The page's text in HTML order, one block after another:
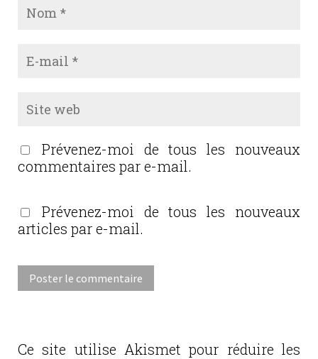
Prévenez-moi de tous les nouveaux
commentaires par e-mail.
Prévenez-moi de tous les nouveaux
articles par e-mail.
Ce site utilise Akismet pour réduire les